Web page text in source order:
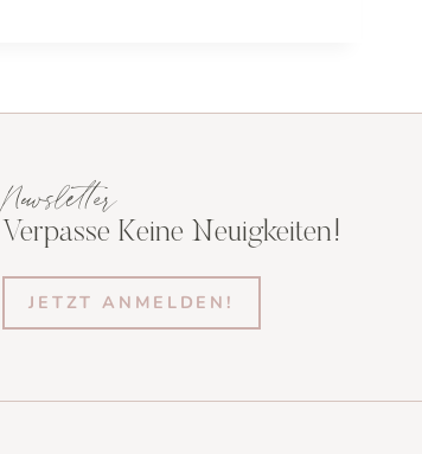
Newsletter
Verpasse Keine Neuigkeiten!
JETZT ANMELDEN!